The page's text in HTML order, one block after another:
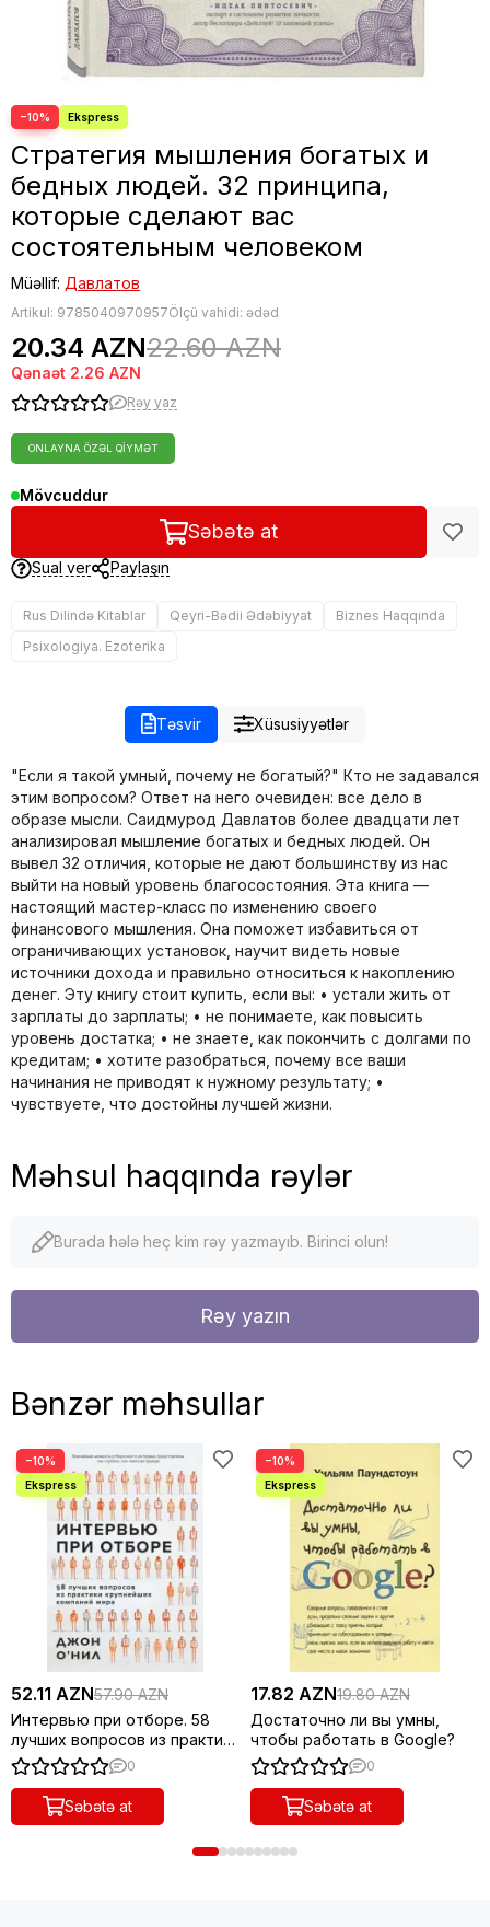
Fəlsəfə
Bestseller
−10%
Стратегия мышления богатых и
бедных людей. 32 принципа,
которые сделают вас
состоятельным человеком
Müəllif: Давлатов
Artikul: 9785040970957Ölçü vahidi: ədəd
20.34 AZN22.60 AZN
Qənaət 2.26 AZN
Rəy yaz
ONLAYNA ÖZƏL QIYMƏT
Mövcuddur
Səbətə at
Sual ver Paylaşın
Rus Dilində Kitablar Qeyri-Bədii Ədəbiyyat
Biznes Haqqında
Psixologiya. Ezoterika
Təsvir Xüsusiyyətlər
"Если я такой умный, почему не богатый?" Кто не задавался
этим вопросом? Ответ на него очевиден: все дело в
образе мысли. Саидмурод Давлатов более двадцати лет
анализировал мышление богатых и бедных людей. Он
вывел 32 отличия, которые не дают большинству из нас
выйти на новый уровень благосостояния. Эта книга —
настоящий мастер-класс по изменению своего
финансового мышления. Она поможет избавиться от
ограничивающих установок, научит видеть новые
источники дохода и правильно относиться к накоплению
денег. Эту книгу стоит купить, если вы: • устали жить от
зарплаты до зарплаты; • не понимаете, как повысить
уровень достатка; • не знаете, как покончить с долгами по
кредитам; • хотите разобраться, почему все ваши
начинания не приводят к нужному результату; •
чувствуете, что достойны лучшей жизни.
Məhsul haqqında rəylər
Burada hələ heç kim rəy yazmayıb. Birinci olun!
Rəy yazın
Bənzər məhsullar
−10%
52.11 AZN57.90 AZN
Интервью при отборе. 58
лучших вопросов из практики
крупнейших компаний мира
0
Səbətə at
−10%
17.82 AZN19.80 AZN
Достаточно ли вы умны,
чтобы работать в Google?
0
Səbətə at